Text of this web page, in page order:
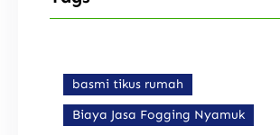
basmi tikus rumah
Biaya Jasa Fogging Nyamuk